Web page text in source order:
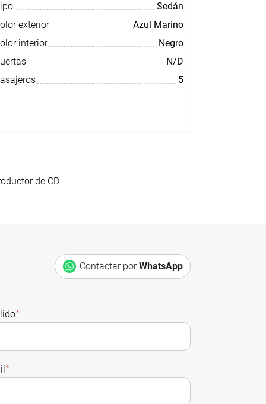
Sedán
exterior
Azul Marino
interior
Negro
N/D
5
de CD
Contactar porWhatsApp
*
*